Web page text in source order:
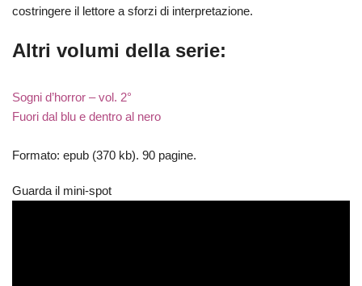
costringere il lettore a sforzi di interpretazione.
Altri volumi della serie:
Sogni d’horror – vol. 2°
Fuori dal blu e dentro al nero
Formato: epub (370 kb). 90 pagine.
Guarda il mini-spot